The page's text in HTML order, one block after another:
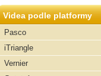
Videa podle platformy
Pasco
iTriangle
Vernier